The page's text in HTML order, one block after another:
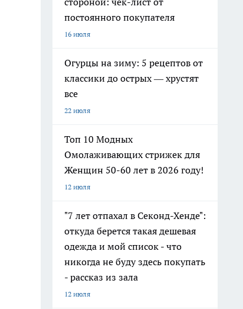
постоянного покупателя
16 июля
Огурцы на зиму: 5 рецептов от
классики до острых — хрустят
все
22 июля
Топ 10 Модных
Омолаживающих стрижек для
Женщин 50-60 лет в 2026 году!
12 июля
"7 лет отпахал в Секонд-Хенде":
откуда берется такая дешевая
одежда и мой список - что
никогда не буду здесь покупать
- рассказ из зала
12 июля